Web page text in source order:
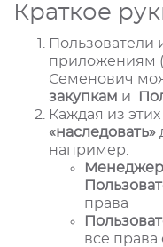
Краткое
Пользователи
приложениям
Семенович
закупкам и
Каждая из
«наследовать»
например:
Менеджер
права
все права